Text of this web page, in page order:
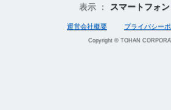
表示 ： スマートフォン
運営会社概要 プライバシー
Copyright © TOHAN